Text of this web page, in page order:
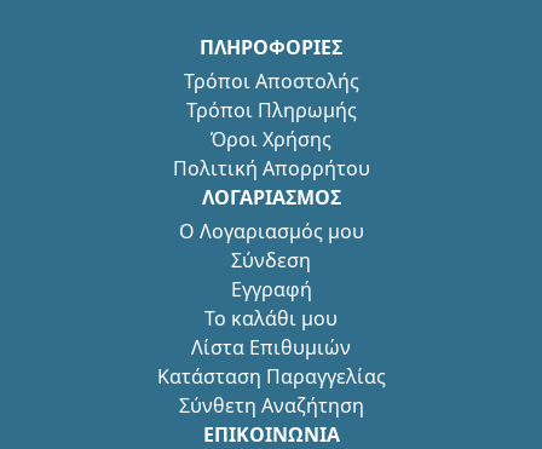
ΠΛΗΡΟΦΟΡΙΕΣ
Τρόποι Αποστολής
Τρόποι Πληρωμής
Όροι Χρήσης
Πολιτική Απορρήτου
ΛΟΓΑΡΙΑΣΜΟΣ
Ο Λογαριασμός μου
Σύνδεση
Εγγραφή
Το καλάθι μου
Λίστα Επιθυμιών
Κατάσταση Παραγγελίας
Σύνθετη Αναζήτηση
ΕΠΙΚΟΙΝΩΝΙΑ